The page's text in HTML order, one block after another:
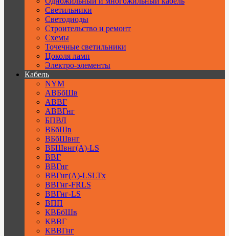
Светильники
Светодиоды
Строительство и ремонт
Схемы
Точечные светильники
Цоколя ламп
Электро-элементы
Кабель
NYM
АВБбШв
АВВГ
АВВГнг
БПВЛ
ВБбШв
ВБбШвнг
ВБШвнг(А)-LS
ВВГ
ВВГнг
ВВГнг(А)-LSLTx
ВВГнг-FRLS
ВВГнг-LS
ВПП
КВБбШв
КВВГ
КВВГнг